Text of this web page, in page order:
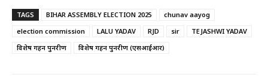
TAGS BIHAR ASSEMBLY ELECTION 2025
chunav aayog
election commission
LALU YADAV RJD sir
TEJASHWI YADAV
विशेष गहन पुनरीक्षण
विशेष गहन पुनरीक्षण (एसआईआर)